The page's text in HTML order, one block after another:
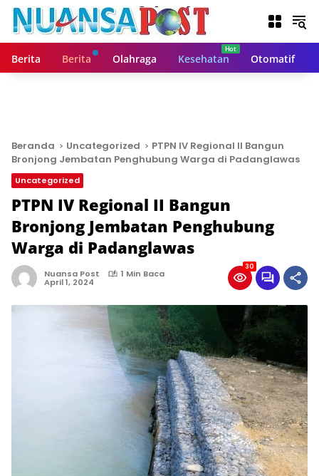
Berita Berita Olahraga Kesehatan Otomatif
Beranda Uncategorized
PTPN IV Regional II Bangun
Bronjong Jembatan Penghubung Warga di Padanglawas
Uncategorized
PTPN IV Regional II Bangun
Bronjong Jembatan Penghubung
Warga di Padanglawas
Nuansa Post 1 Min Baca
April 1, 2024
30